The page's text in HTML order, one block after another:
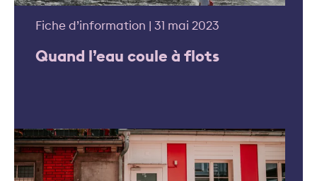
Fiche d’information | 31 mai 2023
Quand l’eau coule à flots